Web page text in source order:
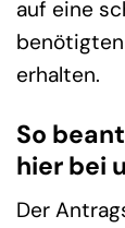
auf eine
erhalten.
So
hier bei
Der